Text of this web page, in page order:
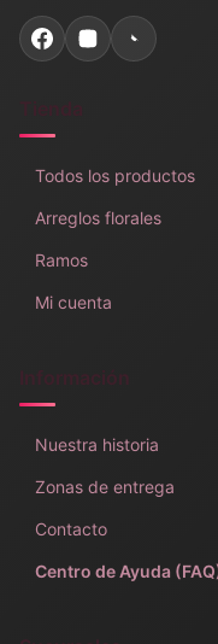
Todos los productos
Arreglos florales
Ramos
Mi cuenta
Información
Nuestra historia
Zonas de entrega
Contacto
Centro de Ayuda